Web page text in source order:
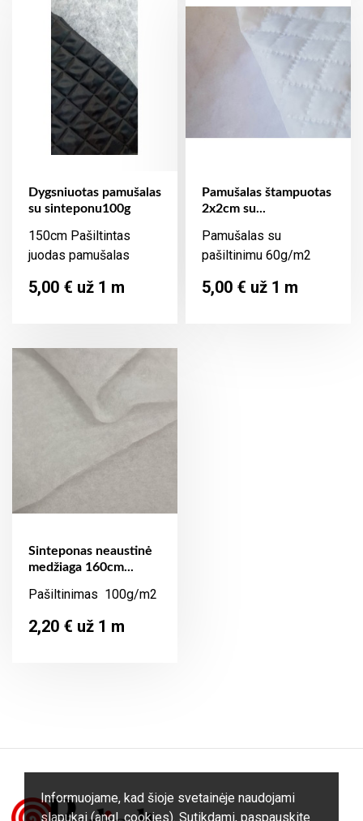
Informuojame, kad šioje svetainėje naudojami
slapukai (angl. cookies). Sutikdami, paspauskite
Dygsniuotas pamušalas
su sinteponu100g
150cm Pašiltintas
juodas pamušalas
Kaina
5,00 € už 1 m
Pamušalas štampuotas
2x2cm su...
Pamušalas su
pašiltinimu 60g/m2
Kaina
5,00 € už 1 m
Sinteponas neaustinė
medžiaga 160cm...
Pašiltinimas 100g/m2
Kaina
2,20 € už 1 m